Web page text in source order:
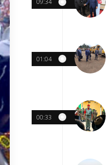
09:34
01:04
00:33